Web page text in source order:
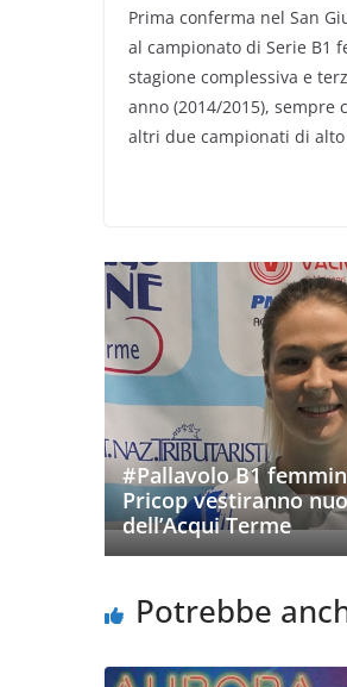
Prima conferma nel San
al campionato di Serie B1
stagione complessiva e
anno (2014/2015), sempre
altri due campionati di
#Pallavolo B1
Pricop vestiranno
dell’Acqui Terme
Potrebbe